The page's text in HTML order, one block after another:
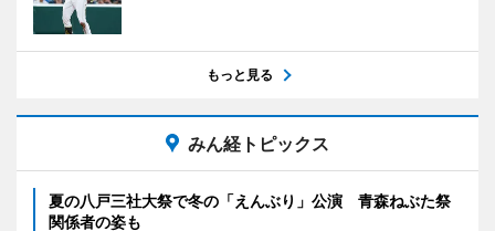
もっと見る
みん経トピックス
夏の八戸三社大祭で冬の「えんぶり」公演 青森ねぶた祭
関係者の姿も